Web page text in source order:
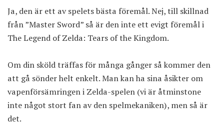
Ja, den är ett av spelets bästa föremål. Nej, till skillnad
från ”Master Sword” så är den inte ett evigt föremål i
The Legend of Zelda: Tears of the Kingdom.
Om din sköld träffas för många gånger så kommer den
att gå sönder helt enkelt. Man kan ha sina åsikter om
vapenförsämringen i Zelda-spelen (vi är åtminstone
inte något stort fan av den spelmekaniken), men så är
det.